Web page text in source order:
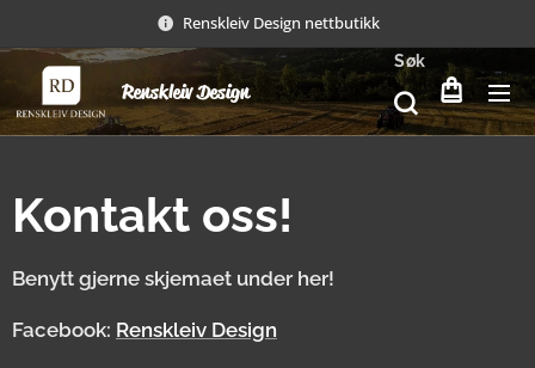
Renskleiv Design nettbutikk
Renskleiv Design
Søk
Kontakt oss!
Benytt gjerne skjemaet under her!
Facebook: Renskleiv Design